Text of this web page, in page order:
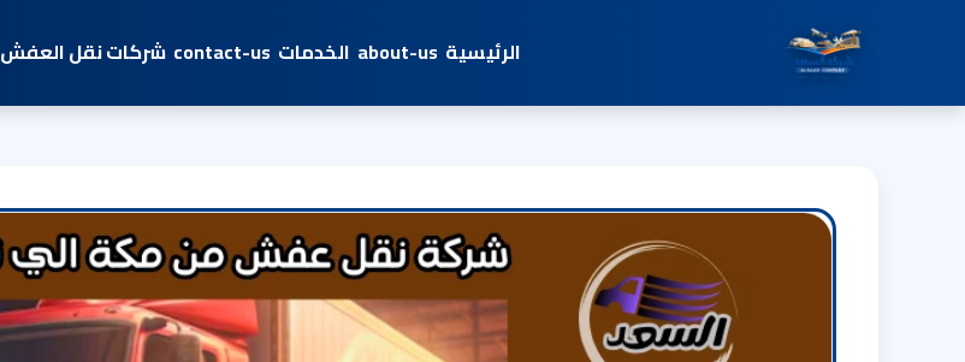
الرئيسية about-us الخدمات contact-us شركات نقل العفش